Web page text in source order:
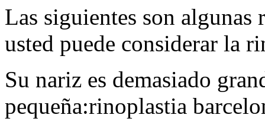
Las siguientes son algunas
usted puede considerar la
Su nariz es demasiado
pequeña:rinoplastia